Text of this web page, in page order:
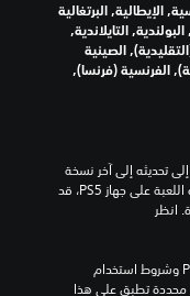
الإيطالية, البرتغالية
البولندية, التايلاندية,
الصينية
الفرنسية (فرنسا),